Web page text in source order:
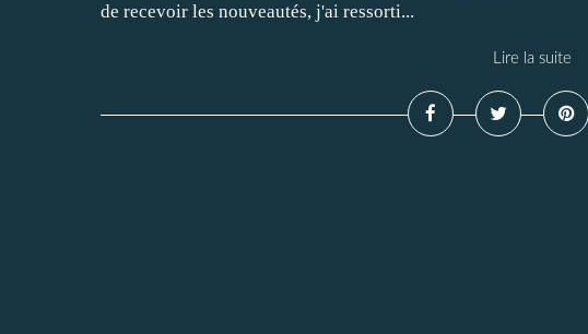
de recevoir les nouveautés, j'ai ressorti...
Lire la suite